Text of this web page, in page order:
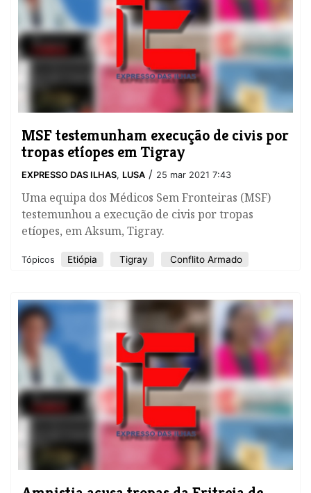
MSF testemunham execução de civis por
tropas etíopes em Tigray
EXPRESSO DAS ILHAS, LUSA / 25 mar 2021 7:43
Uma equipa dos Médicos Sem Fronteiras (MSF)
testemunhou a execução de civis por tropas
etíopes, em Aksum, Tigray.
Tópicos Etiópia Tigray Conflito Armado